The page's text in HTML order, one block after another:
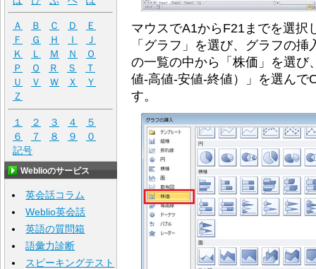
マウスでA1からF21までを選択
「グラフ」を選び、グラフの
の一覧の中から「株価」を選び
値-高値-安値-終値）」を選んで
す。
Ａ Ｂ Ｃ Ｄ
Ｅ
Ｆ
Ｇ Ｈ Ｉ
Ｊ
Ｋ
Ｌ Ｍ Ｎ
Ｏ
Ｐ
Ｑ Ｒ Ｓ
Ｔ
Ｕ
Ｖ Ｗ Ｘ
Ｙ
Ｚ
１ ２ ３ ４
５
６
７ ８ ９
０
記号
Weblioのサービス
英会話コラム
Weblio英会話
英語の質問箱
語彙力診断
スピーキングテスト